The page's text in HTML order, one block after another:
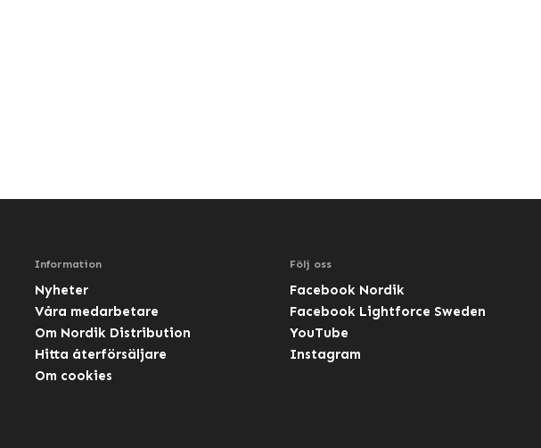
Information
Nyheter
Våra medarbetare
Om Nordik Distribution
Hitta återförsäljare
Om cookies
Följ oss
Facebook Nordik
Facebook Lightforce Sweden
YouTube
Instagram